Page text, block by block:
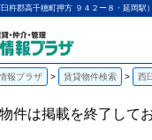
報プラザ 賃貸物件検索 西
件は掲載を終了して